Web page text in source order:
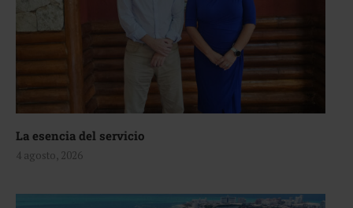
La esencia del servicio
4 agosto, 2026